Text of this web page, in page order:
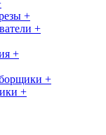
+
+
+
+
+